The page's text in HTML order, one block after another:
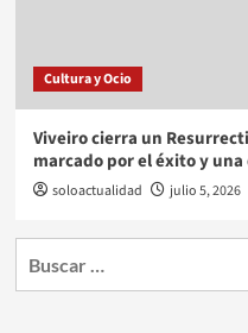
Cultura y Ocio
Viveiro cierra un
marcado por el éxito y
soloactualidad julio 5, 2026